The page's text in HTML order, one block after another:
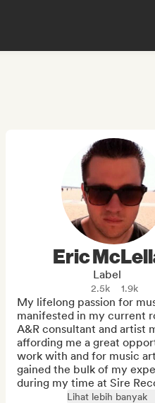
Eric
Label
2.5k 1.9k
My lifelong passion for
manifested in my current
A&R consultant and artist
affording me a great
work with and for music
gained the bulk of my
during my time at Sire
Lihat lebih banyak